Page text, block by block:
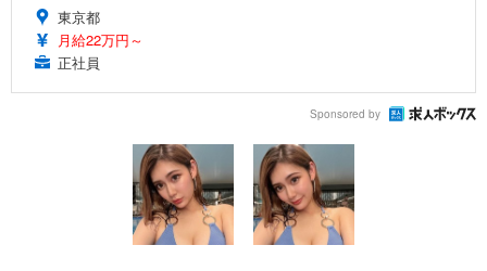
東京都
月給22万円～
正社員
Sponsored by